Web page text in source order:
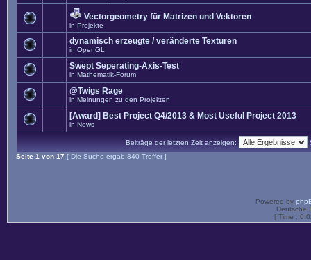
Vectorgeometry für Matrizen und Vektoren
in Projekte
dynamisch erzeugte / veränderte Texturen
in OpenGL
Swept Seperating-Axis-Test
in Mathematik-Forum
@Twigs Rage
in Meinungen zu den Projekten
[Award] Best Project Q4/2013 & Most Useful Project 2013
in News
Beiträge der letzten Zeit anzeigen:
Seite 1 von 17 [ Die Suche ergab 840 Treffer ]
Powered by
Deutsche
[ Time :